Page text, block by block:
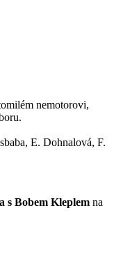
nemotorovi,
E. Dohnalová, F.
s Bobem Kleplem na